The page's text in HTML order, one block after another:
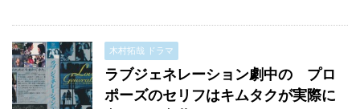
木村拓哉 ドラマ
ラブジェネレーション劇中の プロ
ポーズのセリフはキムタクが実際に